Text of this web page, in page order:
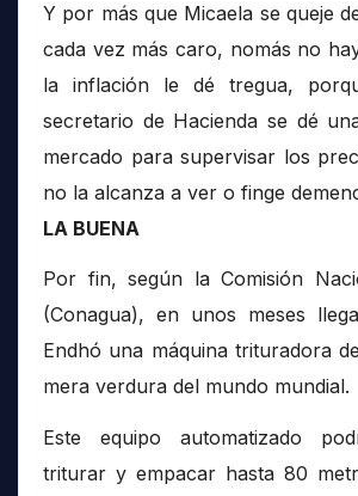
Y por más que Micaela se queje
cada vez más caro, nomás no
la inflación le dé tregua,
secretario de Hacienda se dé
mercado para supervisar los
no la alcanza a ver o finge
LA BUENA
Por fin, según la Comisión
(Conagua), en unos meses
Endhó una máquina trituradora
mera verdura del mundo mundial.
Este equipo automatizado
triturar y empacar hasta 80